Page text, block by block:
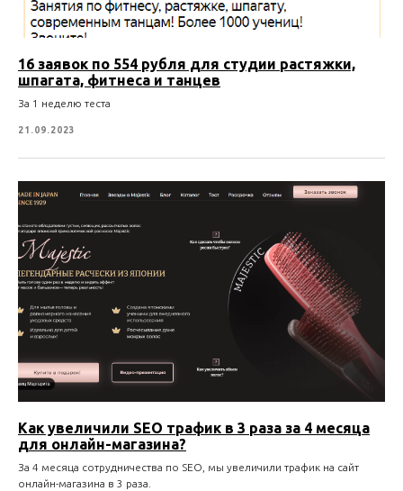
16 заявок по 554 рубля для студии растяжки,
шпагата, фитнеса и танцев
За 1 неделю теста
21.09.2023
Как увеличили SEO трафик в 3 раза за 4 месяца
для онлайн-магазина?
За 4 месяца сотрудничества по SEO, мы увеличили трафик на сайт
онлайн-магазина в 3 раза.